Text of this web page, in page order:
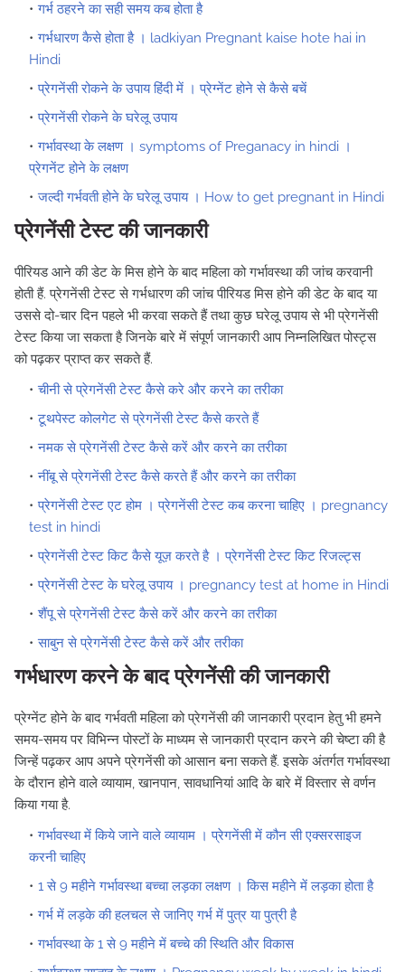
गर्भ ठहरने का सही समय कब होता है
गर्भधारण कैसे होता है । ladkiyan Pregnant kaise hote hai in
Hindi
प्रेगनेंसी रोकने के उपाय हिंदी में । प्रेग्नेंट होने से कैसे बचें
प्रेगनेंसी रोकने के घरेलू उपाय
गर्भावस्था के लक्षण । symptoms of Preganacy in hindi ।
प्रेगनेंट होने के लक्षण
जल्दी गर्भवती होने के घरेलू उपाय । How to get pregnant in Hindi
प्रेगनेंसी टेस्ट की जानकारी
पीरियड आने की डेट के मिस होने के बाद महिला को गर्भावस्था की जांच करवानी
होती हैं. प्रेगनेंसी टेस्ट से गर्भधारण की जांच पीरियड मिस होने की डेट के बाद या
उससे दो-चार दिन पहले भी करवा सकते हैं तथा कुछ घरेलू उपाय से भी प्रेगनेंसी
टेस्ट किया जा सकता है जिनके बारे में संपूर्ण जानकारी आप निम्नलिखित पोस्ट्स
को पढ़कर प्राप्त कर सकते हैं.
चीनी से प्रेगनेंसी टेस्ट कैसे करे और करने का तरीका
टूथपेस्ट कोलगेट से प्रेगनेंसी टेस्ट कैसे करते हैं
नमक से प्रेगनेंसी टेस्ट कैसे करें और करने का तरीका
नींबू से प्रेगनेंसी टेस्ट कैसे करते हैं और करने का तरीका
प्रेगनेंसी टेस्ट एट होम । प्रेगनेंसी टेस्ट कब करना चाहिए । pregnancy
test in hindi
प्रेगनेंसी टेस्ट किट कैसे यूज़ करते है । प्रेगनेंसी टेस्ट किट रिजल्ट्स
प्रेगनेंसी टेस्ट के घरेलू उपाय । pregnancy test at home in Hindi
शैंपू से प्रेगनेंसी टेस्ट कैसे करें और करने का तरीका
साबुन से प्रेगनेंसी टेस्ट कैसे करें और तरीका
गर्भधारण करने के बाद प्रेगनेंसी की जानकारी
प्रेग्नेंट होने के बाद गर्भवती महिला को प्रेगनेंसी की जानकारी प्रदान हेतु भी हमने
समय-समय पर विभिन्न पोस्टों के माध्यम से जानकारी प्रदान करने की चेष्टा की है
जिन्हें पढ़कर आप अपने प्रेगनेंसी को आसान बना सकते हैं. इसके अंतर्गत गर्भावस्था
के दौरान होने वाले व्यायाम, खानपान, सावधानियां आदि के बारे में विस्तार से वर्णन
किया गया है.
गर्भावस्था में किये जाने वाले व्यायाम । प्रेगनेंसी में कौन सी एक्सरसाइज
करनी चाहिए
1 से 9 महीने गर्भावस्था बच्चा लड़का लक्षण । किस महीने में लड़का होता है
गर्भ में लड़के की हलचल से जानिए गर्भ में पुत्र या पुत्री है
गर्भावस्था के 1 से 9 महीने में बच्चे की स्थिति और विकास